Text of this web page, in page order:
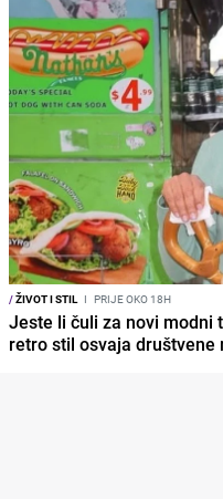
/ŽIVOT I STIL I PRIJE OKO 18H
Jeste li čuli za novi modni
retro stil osvaja društvene